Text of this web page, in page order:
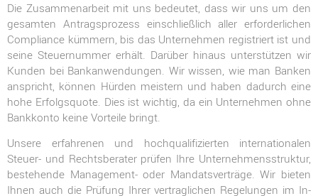
Die Zusammenarbeit mit uns bedeutet, dass wir uns um den
gesamten Antragsprozess einschließlich aller erforderlichen
Compliance kümmern, bis das Unternehmen registriert ist und
seine Steuernummer erhält. Darüber hinaus unterstützen wir
Kunden bei Bankanwendungen. Wir wissen, wie man Banken
anspricht, können Hürden meistern und haben dadurch eine
hohe Erfolgsquote. Dies ist wichtig, da ein Unternehmen ohne
Bankkonto keine Vorteile bringt.
Unsere erfahrenen und hochqualifizierten internationalen
Steuer- und Rechtsberater prüfen Ihre Unternehmensstruktur,
bestehende Management- oder Mandatsverträge. Wir bieten
Ihnen auch die Prüfung Ihrer vertraglichen Regelungen im In-